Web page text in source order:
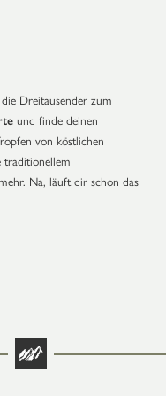
Dreitausender zum
und finde deinen
von köstlichen
traditionellem
Na, läuft dir schon das